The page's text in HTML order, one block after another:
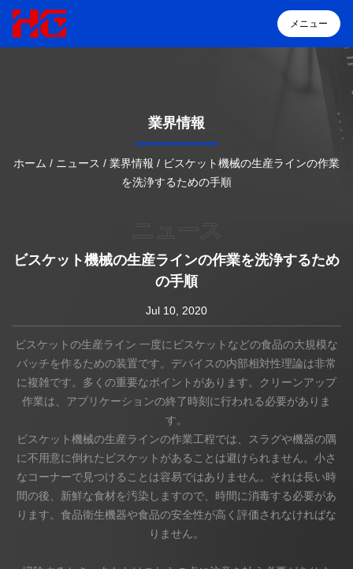
メニュー
製品
ソリューション
導入事例
ニュース
お問い合わせ
業界情報
ホーム / ニュース / 業界情報 / ビスケット機械の生産ラインの作業
を洗浄するための手順
ビスケット機械の生産ラインの作業を洗浄するため
の手順
Jul 10, 2020
ビスケットの生産ライン 一度にビスケットなどの食品の大規模な
バッチを作るための装置です。デバイスの内部相対性理論は非常
に複雑です。多くの重要なポイントがあります。クリーンアップ
作業は、アプリケーションの終了時刻に行われる必要がありま
す。
ビスケット機械の生産ラインの作業工程では、スラグや機器の隅
に不用意に倒れたビスケットがあることは避けられません。小さ
なコーナーで見つけることは容易ではありません。それは長い時
間の後、新鮮な食材を汚染しますので、時間に消毒する必要があ
ります。食品衛生機器や食品の安全性が高く評価されなければな
りません。